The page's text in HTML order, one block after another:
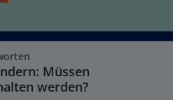
Müssen
werden?